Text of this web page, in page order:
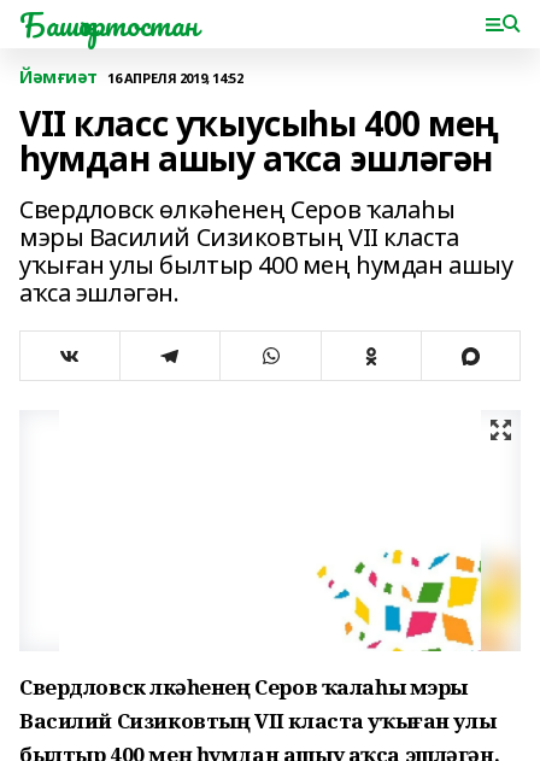
Башҡортостан
Йәмғиәт 16 АПРЕЛЯ 2019, 14:52
VII класс уҡыусыһы 400 мең
һумдан ашыу аҡса эшләгән
Свердловск өлкәһенең Серов ҡалаһы
мэры Василий Сизиковтың VII класта
уҡыған улы былтыр 400 мең һумдан ашыу
аҡса эшләгән.
Свердловск өлкәһенең Серов ҡалаһы мэры
Василий Сизиковтың VII класта уҡыған улы
былтыр 400 мең һумдан ашыу аҡса эшләгән.